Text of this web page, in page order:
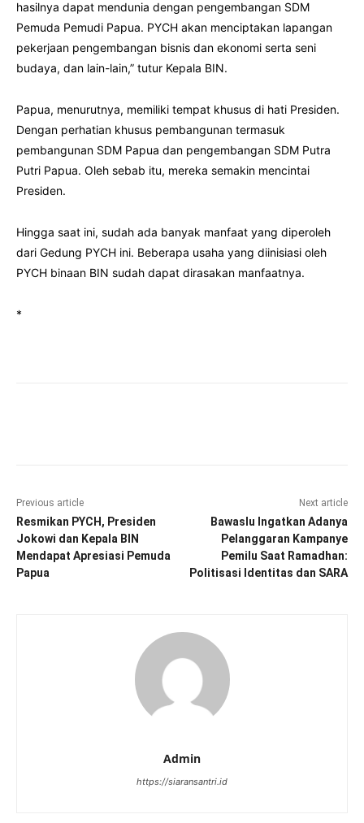
hasilnya dapat mendunia dengan pengembangan SDM
Pemuda Pemudi Papua. PYCH akan menciptakan lapangan
pekerjaan pengembangan bisnis dan ekonomi serta seni
budaya, dan lain-lain,” tutur Kepala BIN.
Papua, menurutnya, memiliki tempat khusus di hati Presiden.
Dengan perhatian khusus pembangunan termasuk
pembangunan SDM Papua dan pengembangan SDM Putra
Putri Papua. Oleh sebab itu, mereka semakin mencintai
Presiden.
Hingga saat ini, sudah ada banyak manfaat yang diperoleh
dari Gedung PYCH ini. Beberapa usaha yang diinisiasi oleh
PYCH binaan BIN sudah dapat dirasakan manfaatnya.
*
Previous article
Resmikan PYCH, Presiden
Jokowi dan Kepala BIN
Mendapat Apresiasi Pemuda
Papua
Next article
Bawaslu Ingatkan Adanya
Pelanggaran Kampanye
Pemilu Saat Ramadhan:
Politisasi Identitas dan SARA
Admin
https://siaransantri.id